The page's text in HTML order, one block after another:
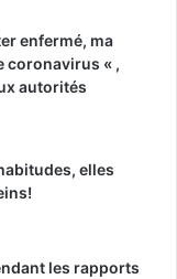
enfermé, ma
coronavirus « ,
autorités
elles
les rapports